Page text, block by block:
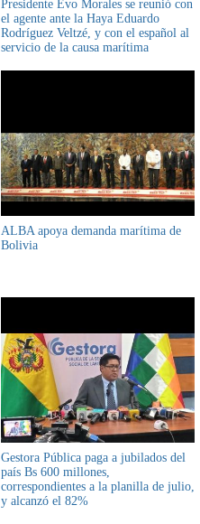
Presidente Evo Morales se reunió con
el agente ante la Haya Eduardo
Rodríguez Veltzé, y con el español al
servicio de la causa marítima
ALBA apoya demanda marítima de
Bolivia
Gestora Pública paga a jubilados del
país Bs 600 millones,
correspondientes a la planilla de julio,
y alcanzó el 82%